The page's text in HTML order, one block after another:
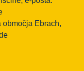
območja Ebrach,